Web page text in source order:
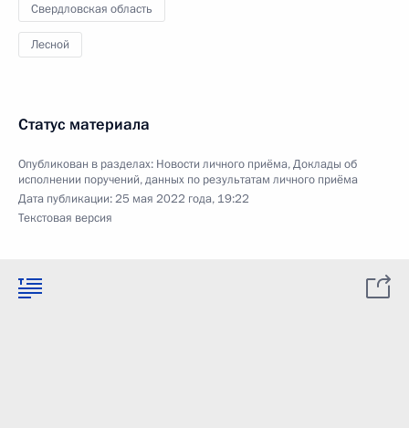
Свердловская область
Лесной
Статус материала
Опубликован в разделах: Новости личного приёма,Доклады об
исполнении поручений, данных по результатам личного приёма
Дата публикации:25 мая 2022 года, 19:22
Текстовая версия